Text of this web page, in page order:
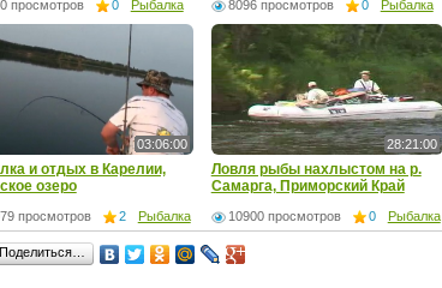
просмотров 0 Рыбалка 8096 просмотров 0 Рыбалка
03:06:00
и отдых в Карелии,
озеро
просмотров 2 Рыбалка
28:21:00
Ловля рыбы нахлыстом на р.
Самарга, Приморский Край
10900 просмотров 0 Рыбалка
Поделиться…